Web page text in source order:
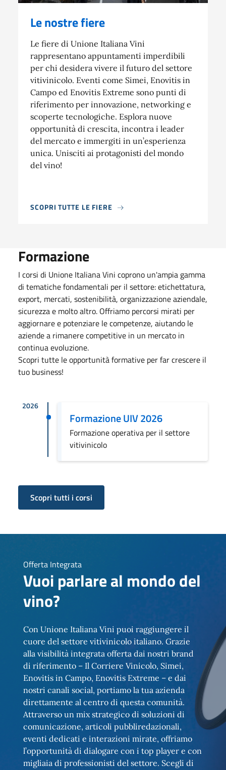
Le nostre fiere
Le fiere di Unione Italiana Vini
rappresentano appuntamenti imperdibili
per chi desidera vivere il futuro del settore
vitivinicolo. Eventi come Simei, Enovitis in
Campo ed Enovitis Extreme sono punti di
riferimento per innovazione, networking e
scoperte tecnologiche. Esplora nuove
opportunità di crescita, incontra i leader
del mercato e immergiti in un’esperienza
unica. Unisciti ai protagonisti del mondo
del vino!
SCOPRI TUTTE LE FIERE
Formazione
I corsi di Unione Italiana Vini coprono un'ampia gamma
di tematiche fondamentali per il settore: etichettatura,
export, mercati, sostenibilità, organizzazione aziendale,
sicurezza e molto altro. Offriamo percorsi mirati per
aggiornare e potenziare le competenze, aiutando le
aziende a rimanere competitive in un mercato in
continua evoluzione.
Scopri tutte le opportunità formative per far crescere il
tuo business!
2026
Formazione UIV 2026
Formazione operativa per il settore
vitivinicolo
Scopri tutti i corsi
Offerta Integrata
Vuoi parlare al mondo del
vino?
Con Unione Italiana Vini puoi raggiungere il
cuore del settore vitivinicolo italiano. Grazie
alla visibilità integrata offerta dai nostri brand
di riferimento – Il Corriere Vinicolo, Simei,
Enovitis in Campo, Enovitis Extreme – e dai
nostri canali social, portiamo la tua azienda
direttamente al centro di questa comunità.
Attraverso un mix strategico di soluzioni di
comunicazione, articoli pubbliredazionali,
eventi dedicati e interazioni mirate, offriamo
l’opportunità di dialogare con i top player e con
migliaia di professionisti del settore. Scegli di